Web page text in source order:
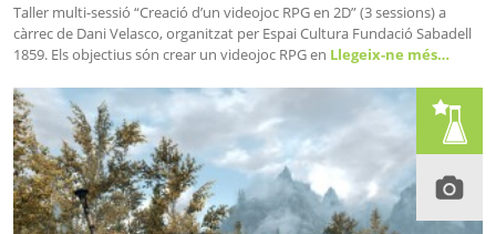
Taller multi-sessió “Creació d’un videojoc RPG en 2D” (3 sessions) a
càrrec de Dani Velasco, organitzat per Espai Cultura Fundació Sabadell
1859. Els objectius són crear un videojoc RPG en Llegeix-ne més…